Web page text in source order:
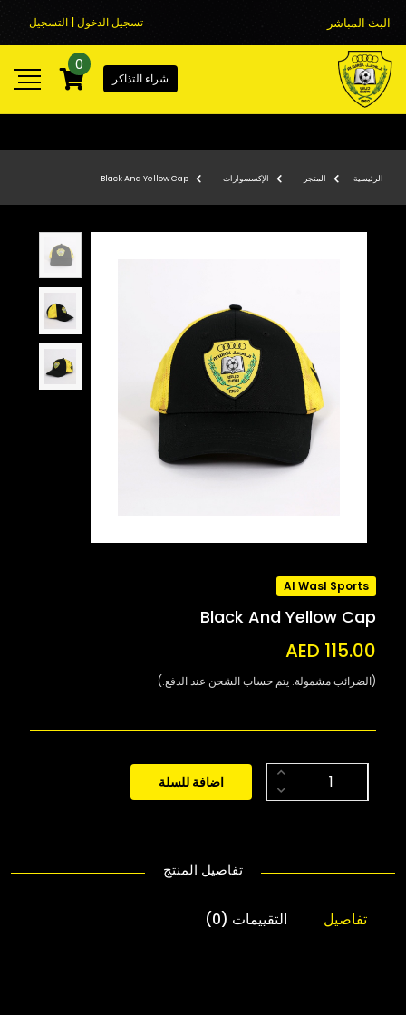
البث المباشر تسجيل الدخول | التسجيل
شراء التذاكر
0
الرئيسية المتجر الإكسسوارات Black And Yellow Cap
Al Wasl Sports
Black And Yellow Cap
AED 115.00
(الضرائب مشمولة. يتم حساب الشحن عند الدفع.)
اضافة للسلة
تفاصيل المنتج
تفاصيل التقييمات (0)